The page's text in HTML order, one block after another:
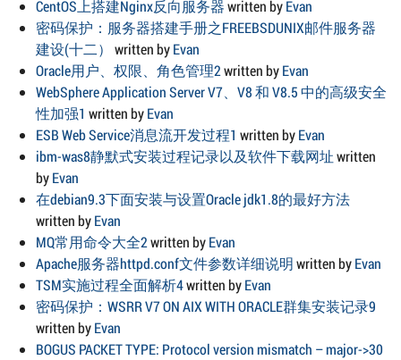
CentOS上搭建Nginx反向服务器written byEvan
密码保护：服务器搭建手册之FREEBSDUNIX邮件服务器
建设(十二）
written byEvan
Oracle用户、权限、角色管理2written byEvan
WebSphere Application Server V7、V8 和 V8.5 中的高级安全
性加强1 written byEvan
ESB Web Service消息流开发过程1 written byEvan
ibm-was8静默式安装过程记录以及软件下载网址written
byEvan
在debian9.3下面安装与设置Oracle jdk1.8的最好方法
written byEvan
MQ常用命令大全2written byEvan
Apache服务器httpd.conf文件参数详细说明written byEvan
TSM实施过程全面解析4written byEvan
密码保护：WSRR V7 ON AIX WITH ORACLE群集安装记录9
written byEvan
BOGUS PACKET TYPE: Protocol version mismatch – major->30